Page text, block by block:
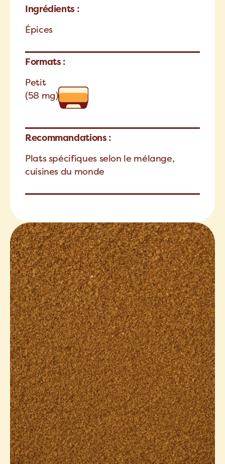
Ingrédients :
Épices
Formats :
Petit
(58 mg)
Recommandations :
Plats spécifiques selon le mélange,
cuisines du monde